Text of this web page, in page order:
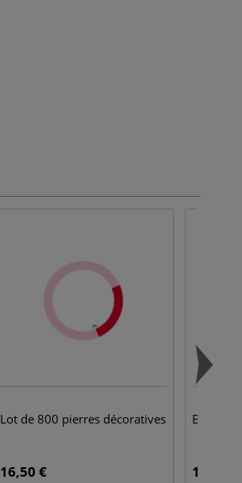
Lot de 800 pierres décoratives
16,50 €
Badges
1,60 €